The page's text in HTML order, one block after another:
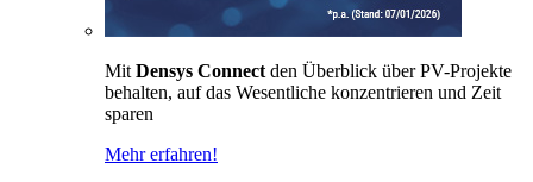
Mit Densys Connect den Überblick über PV-Projekte
behalten, auf das Wesentliche konzentrieren und Zeit
sparen
Mehr erfahren!